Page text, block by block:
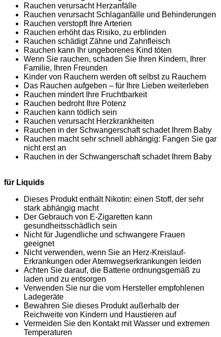
Rauchen verursacht Herzanfälle
Rauchen verursacht Schlaganfälle und Behinderungen
Rauchen verstopft Ihre Arterien
Rauchen erhöht das Risiko, zu erblinden
Rauchen schädigt Zähne und Zahnfleisch
Rauchen kann Ihr ungeborenes Kind töten
Wenn Sie rauchen, schaden Sie Ihren Kindern, Ihrer
Familie, Ihren Freunden
Kinder von Rauchern werden oft selbst zu Rauchern
Das Rauchen aufgeben – für Ihre Lieben weiterleben
Rauchen mindert Ihre Fruchtbarkeit
Rauchen bedroht Ihre Potenz
Rauchen kann tödlich sein
Rauchen verursacht Herzkrankheiten
Rauchen in der Schwangerschaft schadet Ihrem Baby
Rauchen macht sehr schnell abhängig: Fangen Sie gar
nicht erst an
Rauchen in der Schwangerschaft schadet Ihrem Baby
für Liquids
Dieses Produkt enthält Nikotin: einen Stoff, der sehr
stark abhängig macht
Der Gebrauch von E-Zigaretten kann
gesundheitsschädlich sein
Nicht für Jugendliche und schwangere Frauen
geeignet
Nicht verwenden, wenn Sie an Herz-Kreislauf-
Erkrankungen oder Atemwegserkrankungen leiden
Achten Sie darauf, die Batterie ordnungsgemäß zu
laden und zu entsorgen
Verwenden Sie nur die vom Hersteller empfohlenen
Ladegeräte
Bewahren Sie dieses Produkt außerhalb der
Reichweite von Kindern und Haustieren auf
Vermeiden Sie den Kontakt mit Wasser und extremen
Temperaturen